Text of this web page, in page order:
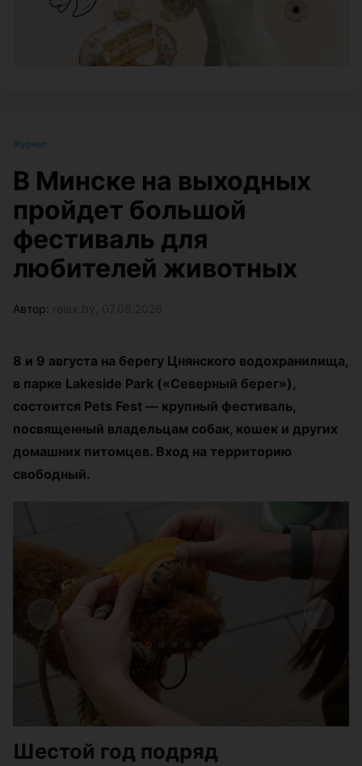
Журнал
В Минске на выходных
пройдет большой
фестиваль для
любителей животных
Автор:
8 и 9 августа на берегу Цнянского водохранилища,
в парке Lakeside Park («Северный берег»),
состоится Pets Fest — крупный фестиваль,
посвященный владельцам собак, кошек и других
домашних питомцев. Вход на территорию
свободный.
Шестой год подряд